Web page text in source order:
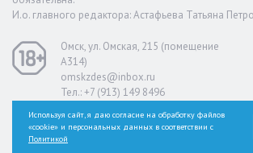
И.о. главного редактора: Астафьева Татьяна
Омск, ул. Омская, 215 (помещение
А314)
omskzdes@inbox.ru
Тел.: +7 (913) 149 8496
Версия для слабовидящих
Используя сайт, я даю согласие на обработку файлов
«cookie» и персональных данных в соответствии с
Политикой